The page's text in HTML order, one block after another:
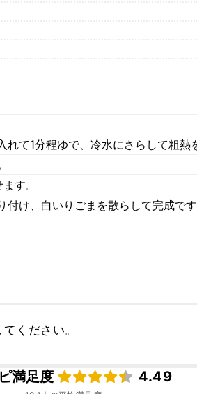
て1分程ゆで、冷水にさらして粗熱
す。
け、白いりごまを散らして完成です
ください。
満足度
4.49